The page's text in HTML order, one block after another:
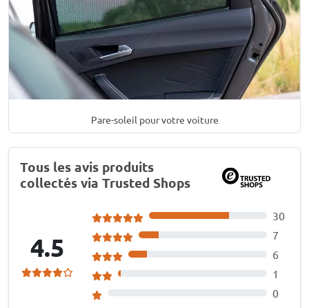
Pare-soleil pour votre voiture
Tous les avis produits
collectés via Trusted Shops
4.5
30
7
6
1
0